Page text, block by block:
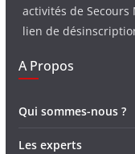
activités de
lien de
A Propos
Qui sommes-nous ?
Les experts